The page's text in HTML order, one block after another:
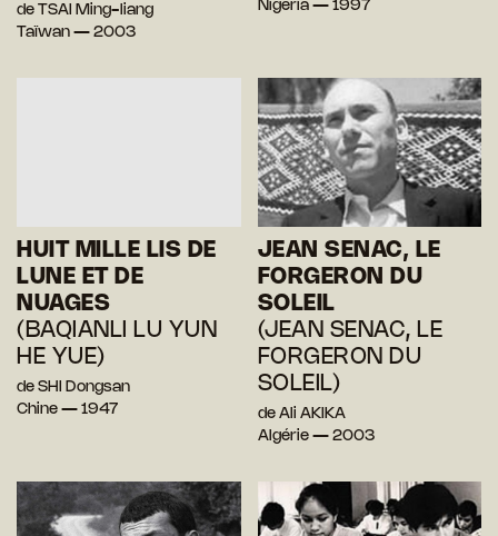
de TSAI Ming-liang
Taïwan — 2003
Nigeria — 1997
HUIT MILLE LIS DE
LUNE ET DE
NUAGES
(BAQIANLI LU YUN
HE YUE)
de SHI Dongsan
Chine — 1947
JEAN SENAC, LE
FORGERON DU
SOLEIL
(JEAN SENAC, LE
FORGERON DU
SOLEIL)
de Ali AKIKA
Algérie — 2003